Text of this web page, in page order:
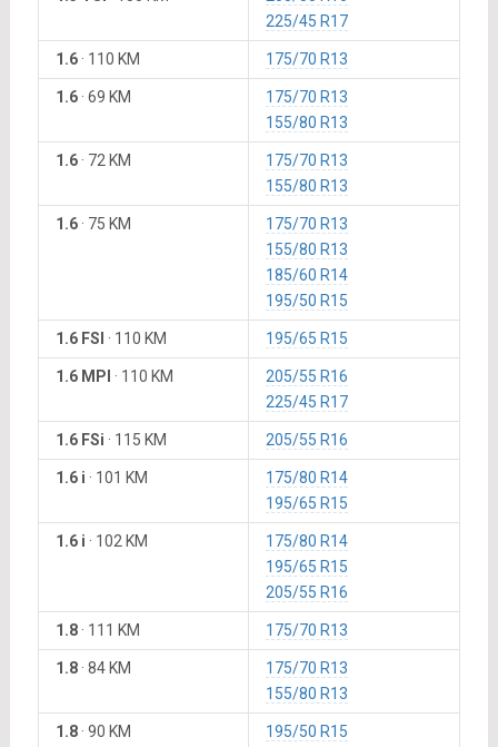
225/45 R17
1.6· 110 KM 175/70 R13
1.6· 69 KM
175/70 R13
155/80 R13
1.6· 72 KM
175/70 R13
155/80 R13
1.6· 75 KM
175/70 R13
155/80 R13
185/60 R14
195/50 R15
1.6 FSI · 110 KM 195/65 R15
1.6 MPI · 110 KM
205/55 R16
225/45 R17
1.6 FSi · 115 KM 205/55 R16
1.6 i · 101 KM
175/80 R14
195/65 R15
1.6 i · 102 KM
175/80 R14
195/65 R15
205/55 R16
1.8· 111 KM 175/70 R13
1.8· 84 KM
175/70 R13
155/80 R13
1.8· 90 KM
195/50 R15